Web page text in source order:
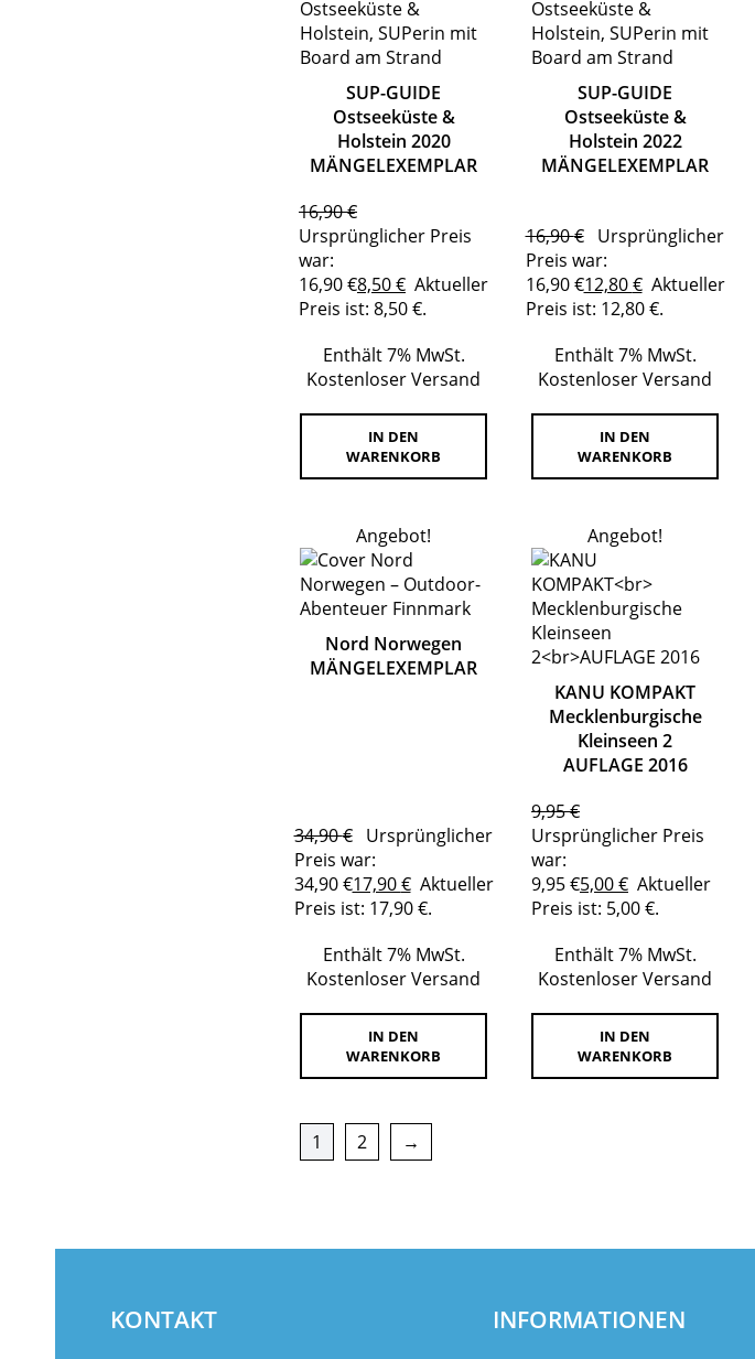
SUP-GUIDE
Ostseeküste &
Holstein 2020
MÄNGELEXEMPLAR
16,90€
Ursprünglicher Preis
war:
16,90 €8,50€ Aktueller
Preis ist: 8,50 €.
Enthält 7% MwSt.
Kostenloser Versand
IN DEN
WARENKORB
SUP-GUIDE
Ostseeküste &
Holstein 2022
MÄNGELEXEMPLAR
16,90€
Ursprünglicher
Preis war:
16,90 €12,80€ Aktueller
Preis ist: 12,80 €.
Enthält 7% MwSt.
Kostenloser Versand
IN DEN
WARENKORB
Angebot!
Nord Norwegen
MÄNGELEXEMPLAR
34,90€
Ursprünglicher
Preis war:
34,90 €17,90€ Aktueller
Preis ist: 17,90 €.
Enthält 7% MwSt.
Kostenloser Versand
IN DEN
WARENKORB
Angebot!
KANU KOMPAKT
Mecklenburgische
Kleinseen 2
AUFLAGE 2016
9,95€
Ursprünglicher Preis
war:
9,95 €5,00€ Aktueller
Preis ist: 5,00 €.
Enthält 7% MwSt.
Kostenloser Versand
IN DEN
WARENKORB
1 2 →
KONTAKT INFORMATIONEN